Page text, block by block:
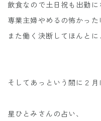
飲食なので土日祝も出勤に
専業主婦やめるの怖かっ
また働く決断してほんと
そしてあっという間に２
星ひとみさんの占い、